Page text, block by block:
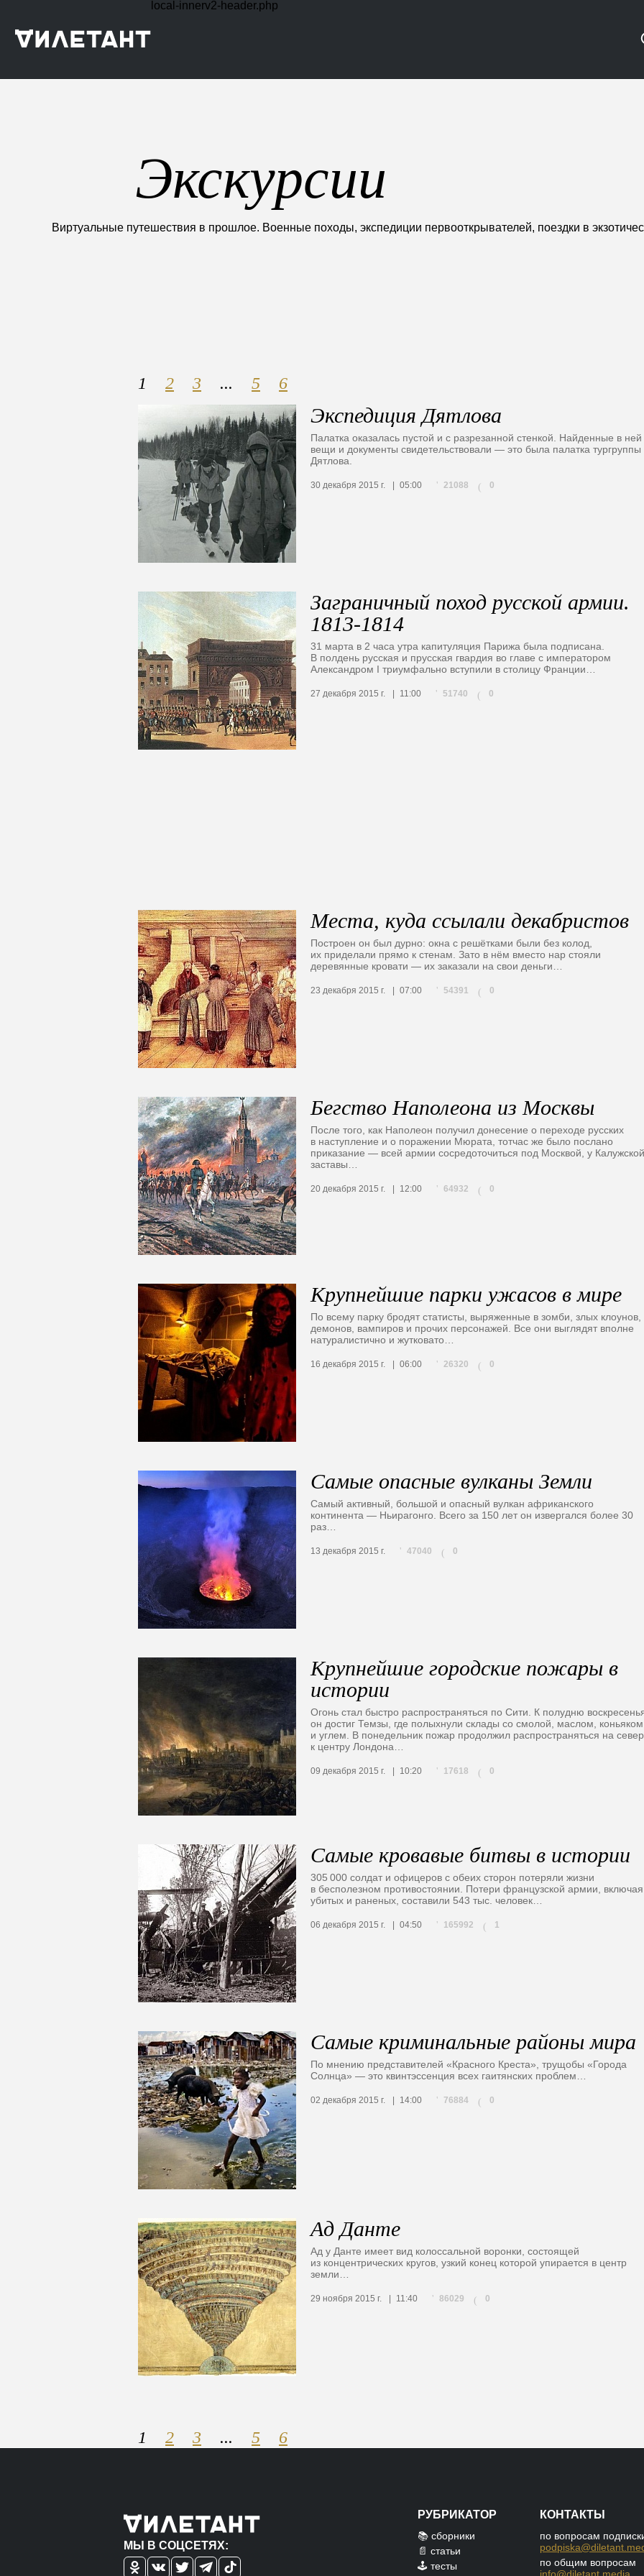
local-innerv2-header.php
Экскурсии
Виртуальные путешествия в прошлое. Военные походы, экспедиции первооткрывателей, поездки в
1 2 3 ... 5 6
Экспедиция Дятлова
Палатка оказалась пустой и с разрезанной стенкой. Найденные в ней
вещи и документы свидетельствовали — это была палатка тургруппы
Дятлова.
30 декабря 2015 г. 05:00 21088 ( 0
Заграничный поход русской армии.
1813-1814
31 марта в 2 часа утра капитуляция Парижа была подписана.
В полдень русская и прусская гвардия во главе с императором
Александром I триумфально вступили в столицу Франции…
27 декабря 2015 г. 11:00 51740 ( 0
Места, куда ссылали декабристов
Построен он был дурно: окна с решётками были без колод,
их приделали прямо к стенам. Зато в нём вместо нар стояли
деревянные кровати — их заказали на свои деньги…
23 декабря 2015 г. 07:00 54391 ( 0
Бегство Наполеона из Москвы
После того, как Наполеон получил донесение о переходе русских
в наступление и о поражении Мюрата, тотчас же было послано
приказание — всей армии сосредоточиться под Москвой, у Калужской
заставы…
20 декабря 2015 г. 12:00 64932 ( 0
Крупнейшие парки ужасов в мире
По всему парку бродят статисты, выряженные в зомби, злых клоунов,
демонов, вампиров и прочих персонажей. Все они выглядят вполне
натуралистично и жутковато…
16 декабря 2015 г. 06:00 26320 ( 0
Самые опасные вулканы Земли
Самый активный, большой и опасный вулкан африканского
континента — Ньирагонго. Всего за 150 лет он извергался более 30
раз…
13 декабря 2015 г. 47040 ( 0
Крупнейшие городские пожары в
истории
Огонь стал быстро распространяться по Сити. К полудню
он достиг Темзы, где полыхнули склады со смолой, маслом, коньяком
и углем. В понедельник пожар продолжил распространяться на
к центру Лондона…
09 декабря 2015 г. 10:20 17618 ( 0
Самые кровавые битвы в истории
305 000 солдат и офицеров с обеих сторон потеряли жизни
в бесполезном противостоянии. Потери французской армии, включая
убитых и раненых, составили 543 тыс. человек…
06 декабря 2015 г. 04:50 165992 ( 1
Самые криминальные районы мира
По мнению представителей «Красного Креста», трущобы «Города
Солнца» — это квинтэссенция всех гаитянских проблем…
02 декабря 2015 г. 14:00 76884 ( 0
Ад Данте
Ад у Данте имеет вид колоссальной воронки, состоящей
из концентрических кругов, узкий конец которой упирается в центр
земли…
29 ноября 2015 г. 11:40 86029 ( 0
1 2 3 ... 5 6
МЫ В СОЦСЕТЯХ:
РУБРИКАТОР
📚 сборники
📄 статьи
🕹️ тесты
КОНТАКТЫ
по вопросам
по общим вопросам
info@diletant.media